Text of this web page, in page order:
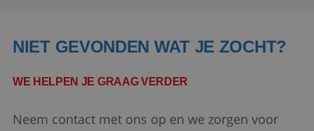
NIET GEVONDEN WAT JE ZOCHT?
WE HELPEN JE GRAAG VERDER
Neem contact met ons op en we zorgen voor